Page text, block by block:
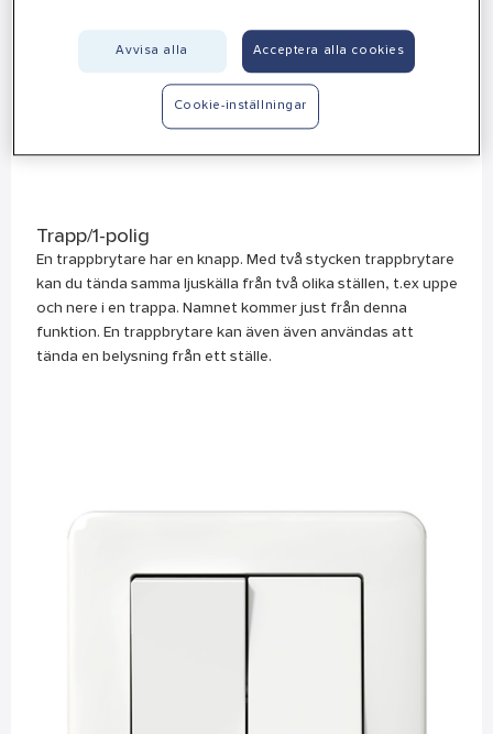
Trapp/1-polig
En trappbrytare har en knapp. Med två stycken trappbrytare
kan du tända samma ljuskälla från två olika ställen, t.ex uppe
och nere i en trappa. Namnet kommer just från denna
funktion. En trappbrytare kan även även användas att
tända en belysning från ett ställe.
Avvisa alla Acceptera alla cookies
Cookie-inställningar